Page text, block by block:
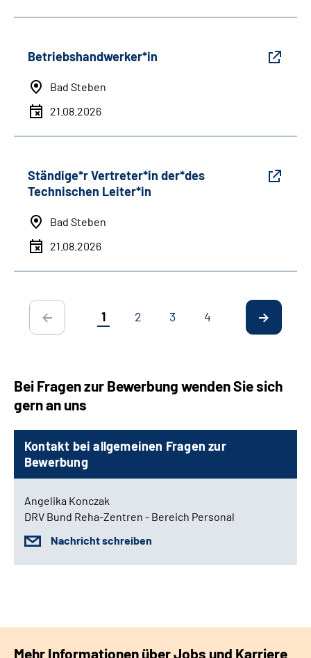
Betriebshandwerker*in
Bad Steben
21.08.2026
Ständige*r Vertreter*in der*des
Technischen Leiter*in
Bad Steben
21.08.2026
1 2 3 4
Bei Fragen zur Bewerbung wenden Sie sich
gern an uns
Kontakt bei allgemeinen Fragen zur
Bewerbung
Angelika Konczak
DRV Bund Reha-Zentren - Bereich Personal
Nachricht schreiben
Mehr Informationen über Jobs und Karriere